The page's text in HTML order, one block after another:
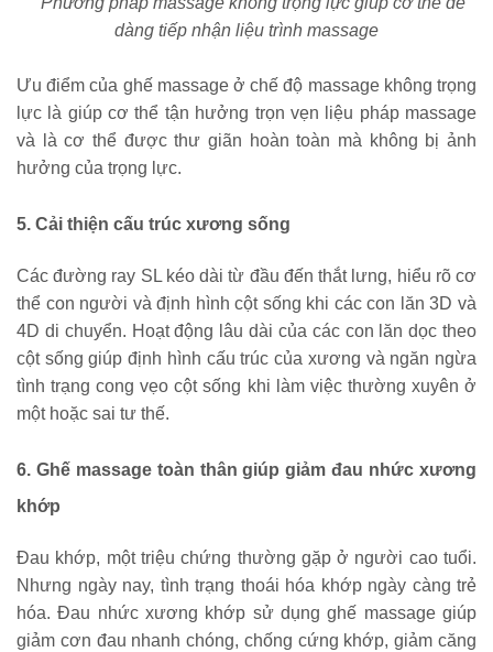
dàng tiếp nhận liệu trình massage
Ưu điểm của ghế massage ở chế độ massage không trọng
lực là giúp cơ thể tận hưởng trọn vẹn liệu pháp massage
và là cơ thể được thư giãn hoàn toàn mà không bị ảnh
hưởng của trọng lực.
5. Cải thiện cấu trúc xương sống
Các đường ray SL kéo dài từ đầu đến thắt lưng, hiểu rõ cơ
thể con người và định hình cột sống khi các con lăn 3D và
4D di chuyển. Hoạt động lâu dài của các con lăn dọc theo
cột sống giúp định hình cấu trúc của xương và ngăn ngừa
tình trạng cong vẹo cột sống khi làm việc thường xuyên ở
một hoặc sai tư thế.
6. Ghế massage toàn thân giúp giảm đau nhức xương
khớp
Đau khớp, một triệu chứng thường gặp ở người cao tuổi.
Nhưng ngày nay, tình trạng thoái hóa khớp ngày càng trẻ
hóa. Đau nhức xương khớp sử dụng ghế massage giúp
giảm cơn đau nhanh chóng, chống cứng khớp, giảm căng